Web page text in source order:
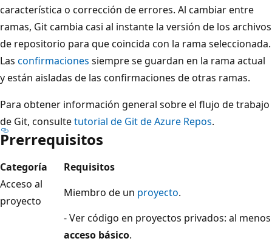
característica o corrección de errores. Al cambiar entre
ramas, Git cambia casi al instante la versión de los archivos
de repositorio para que coincida con la rama seleccionada.
Las confirmaciones siempre se guardan en la rama actual
y están aisladas de las confirmaciones de otras ramas.
Para obtener información general sobre el flujo de trabajo
de Git, consultetutorial de Git de Azure Repos.
Prerrequisitos
Categoría
Requisitos
Acceso al
proyecto
Miembro de un proyecto.
- Ver código en proyectos privados: al menos
acceso básico.